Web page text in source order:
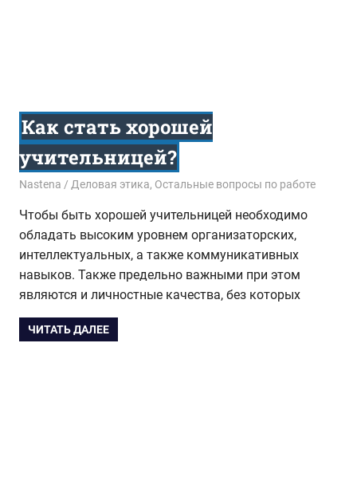
Как стать хорошей
учительницей?
09.10.2015
Nastena Деловая этика, Остальные вопросы по работе
Чтобы быть хорошей учительницей необходимо
обладать высоким уровнем организаторских,
интеллектуальных, а также коммуникативных
навыков. Также предельно важными при этом
являются и личностные качества, без которых
ЧИТАТЬ ДАЛЕЕ